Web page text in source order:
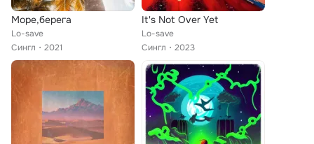
Море,берега
Lo-save
Сингл
2021
It's Not Over Yet
Lo-save
Сингл
2023